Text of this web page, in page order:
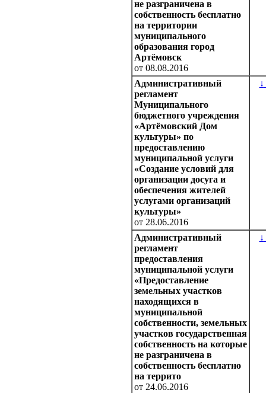
не разграничена в
собственность бесплатно
на территории
муниципального
образования город
Артёмовск
от 08.08.2016
Административный
регламент
Муниципального
бюджетного учреждения
«Артёмовский Дом
культуры» по
предоставлению
муниципальной услуги
«Создание условий для
организации досуга и
обеспечения жителей
услугами организаций
культуры»
от 28.06.2016
↓
Административный
регламент
предоставления
муниципальной услуги
«Предоставление
земельных участков
находящихся в
муниципальной
собственности, земельных
участков государственная
собственность на которые
не разграничена в
собственность бесплатно
на террито
от 24.06.2016
↓